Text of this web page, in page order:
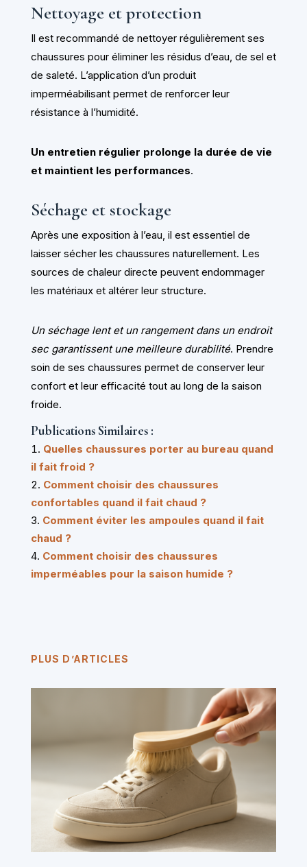
Nettoyage et protection
Il est recommandé de nettoyer régulièrement ses
chaussures pour éliminer les résidus d’eau, de sel et
de saleté. L’application d’un produit
imperméabilisant permet de renforcer leur
résistance à l’humidité.
Un entretien régulier prolonge la durée de vie
et maintient les performances.
Séchage et stockage
Après une exposition à l’eau, il est essentiel de
laisser sécher les chaussures naturellement. Les
sources de chaleur directe peuvent endommager
les matériaux et altérer leur structure.
Un séchage lent et un rangement dans un endroit
sec garantissent une meilleure durabilité. Prendre
soin de ses chaussures permet de conserver leur
confort et leur efficacité tout au long de la saison
froide.
Publications Similaires :
Quelles chaussures porter au bureau quand
il fait froid ?
Comment choisir des chaussures
confortables quand il fait chaud ?
Comment éviter les ampoules quand il fait
chaud ?
Comment choisir des chaussures
imperméables pour la saison humide ?
PLUS D’ARTICLES